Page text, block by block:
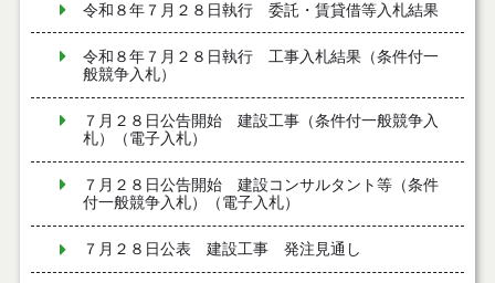
令和８年７月２８日執行 委託・賃貸借等入札結果
令和８年７月２８日執行 工事入札結果（条件付一
般競争入札）
７月２８日公告開始 建設工事（条件付一般競争入
札）（電子入札）
７月２８日公告開始 建設コンサルタント等（条件
付一般競争入札）（電子入札）
７月２８日公表 建設工事 発注見通し